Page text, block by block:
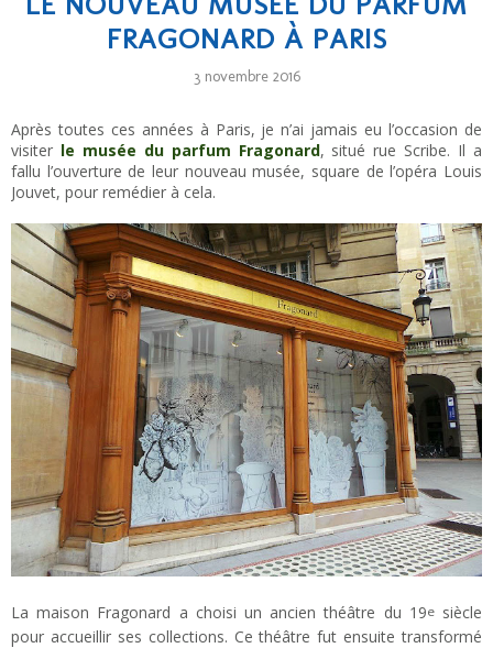
FRAGONARD À PARIS
3 novembre 2016
Après toutes ces années à Paris, je n’ai jamais eu l’occasion de
visiter le musée du parfum Fragonard, situé rue Scribe. Il a
fallu l’ouverture de leur nouveau musée, square de l’opéra Louis
Jouvet, pour remédier à cela.
La maison Fragonard a choisi un ancien théâtre du 19esiècle
pour accueillir ses collections. Ce théâtre fut ensuite transformé